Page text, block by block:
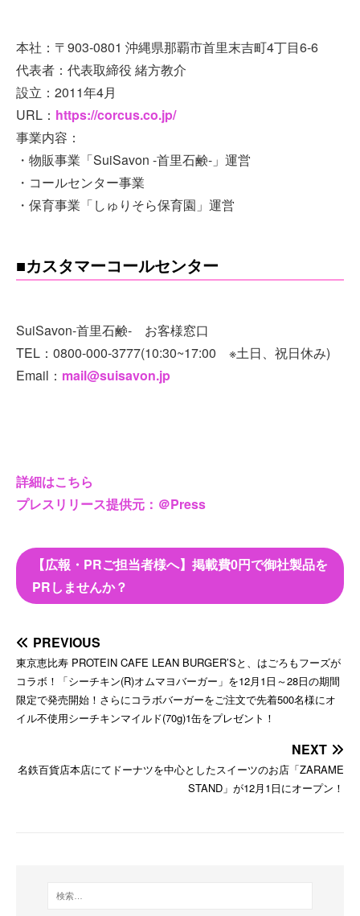
本社：〒903-0801 沖縄県那覇市首里末吉町4丁目6-6
代表者：代表取締役 緒方教介
設立：2011年4月
URL： https://corcus.co.jp/
事業内容：
・物販事業「SuiSavon -首里石鹸-」運営
・コールセンター事業
・保育事業「しゅりそら保育園」運営
■カスタマーコールセンター
SuiSavon-首里石鹸- お客様窓口
TEL：0800-000-3777(10:30~17:00 ※土日、祝日休み)
Email： mail@suisavon.jp
詳細はこちら
プレスリリース提供元：＠Press
【広報・PRご担当者様へ】掲載費0円で御社製品を
PRしませんか？
PREVIOUS
東京恵比寿 PROTEIN CAFE LEAN BURGER’Sと、はごろもフーズが
コラボ！「シーチキン(R)オムマヨバーガー」を12月1日～28日の期間
限定で発売開始！さらにコラボバーガーをご注文で先着500名様にオ
イル不使用シーチキンマイルド(70g)1缶をプレゼント！
NEXT
名鉄百貨店本店にてドーナツを中心としたスイーツのお店「ZARAME
STAND」が12月1日にオープン！